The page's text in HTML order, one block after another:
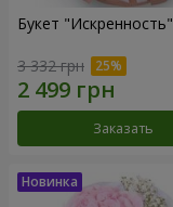
Букет "Искренность"
3 332 грн
Заказать